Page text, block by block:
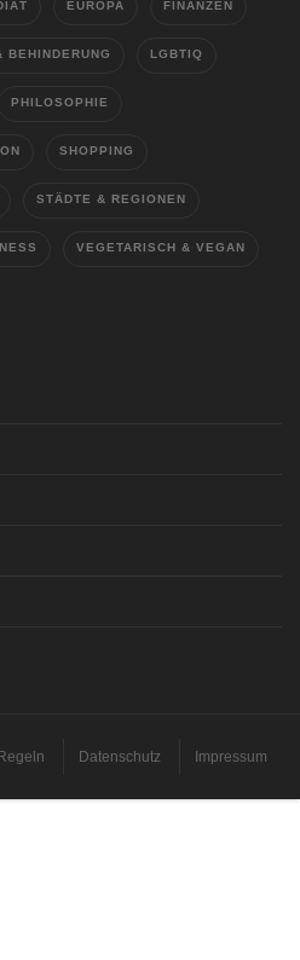
EUROPA FINANZEN
BEHINDERUNG LGBTIQ
PHILOSOPHIE
SHOPPING
STÄDTE & REGIONEN
VEGETARISCH & VEGAN
Regeln Datenschutz Impressum